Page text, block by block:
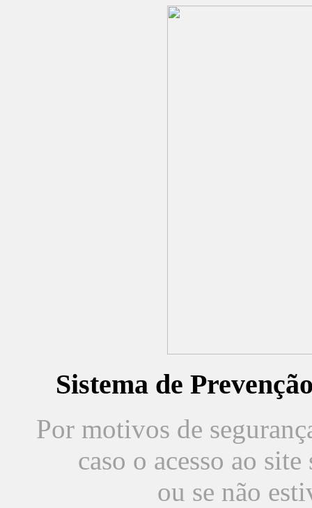
Sistema de
Por motivos de
caso o acesso ao
ou se não